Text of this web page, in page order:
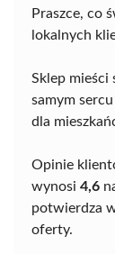
Praszce, co
lokalnych
Sklep mieści
samym
dla
Opinie
wynosi 4,6
potwierdza
oferty.